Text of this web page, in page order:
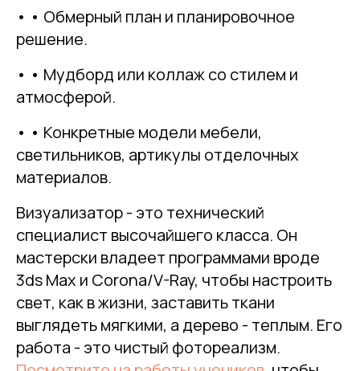
• • Обмерный план и планировочное
решение.
• • Мудборд или коллаж со стилем и
атмосферой.
• • Конкретные модели мебели,
светильников, артикулы отделочных
материалов.
Визуализатор - это технический
специалист высочайшего класса. Он
мастерски владеет программами вроде
3ds Max и Corona/V-Ray, чтобы настроить
свет, как в жизни, заставить ткани
выглядеть мягкими, а дерево - теплым. Его
работа - это чистый фотореализм.